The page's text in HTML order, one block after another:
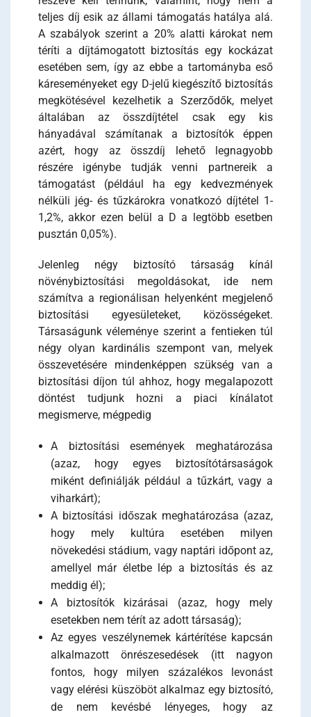
teljes díj esik az állami támogatás hatálya alá.
A szabályok szerint a 20% alatti károkat nem
téríti a díjtámogatott biztosítás egy kockázat
esetében sem, így az ebbe a tartományba eső
káreseményeket egy D-jelű kiegészítő biztosítás
megkötésével kezelhetik a Szerződők, melyet
általában az összdíjtétel csak egy kis
hányadával számítanak a biztosítók éppen
azért, hogy az összdíj lehető legnagyobb
részére igénybe tudják venni partnereik a
támogatást (például ha egy kedvezmények
nélküli jég- és tűzkárokra vonatkozó díjtétel 1-
1,2%, akkor ezen belül a D a legtöbb esetben
pusztán 0,05%).
Jelenleg négy biztosító társaság kínál
növénybiztosítási megoldásokat, ide nem
számítva a regionálisan helyenként megjelenő
biztosítási egyesületeket, közösségeket.
Társaságunk véleménye szerint a fentieken túl
négy olyan kardinális szempont van, melyek
összevetésére mindenképpen szükség van a
biztosítási díjon túl ahhoz, hogy megalapozott
döntést tudjunk hozni a piaci kínálatot
megismerve, mégpedig
A biztosítási események meghatározása
(azaz, hogy egyes biztosítótársaságok
miként definiálják például a tűzkárt, vagy a
viharkárt);
A biztosítási időszak meghatározása (azaz,
hogy mely kultúra esetében milyen
növekedési stádium, vagy naptári időpont az,
amellyel már életbe lép a biztosítás és az
meddig él);
A biztosítók kizárásai (azaz, hogy mely
esetekben nem térít az adott társaság);
Az egyes veszélynemek kártérítése kapcsán
alkalmazott önrészesedések (itt nagyon
fontos, hogy milyen százalékos levonást
vagy elérési küszöböt alkalmaz egy biztosító,
de nem kevésbé lényeges, hogy az